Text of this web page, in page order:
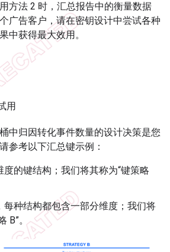
方法 2 时，汇总报告中的衡量数据
广告客户，请在密钥设计中尝试各种
中获得最大效用。
用
中归因转化事件数量的设计决策是您
参考以下汇总键示例：
的键结构；我们将其称为“键策略
每种结构都包含一部分维度；我们将
B”。